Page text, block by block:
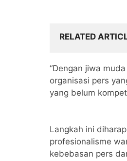
RELATED
“Dengan jiwa
organisasi pers
yang belum
Langkah ini
profesionalisme
kebebasan pers